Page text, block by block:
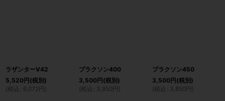
ラザンターV42
5,520 円 (税別)
(税込 : 6,072 円 )
プラクソン400
3,500円 (税別)
(税込 : 3,850 円 )
プラクソン450
3,500円 (税別)
(税込 : 3,850 円 )